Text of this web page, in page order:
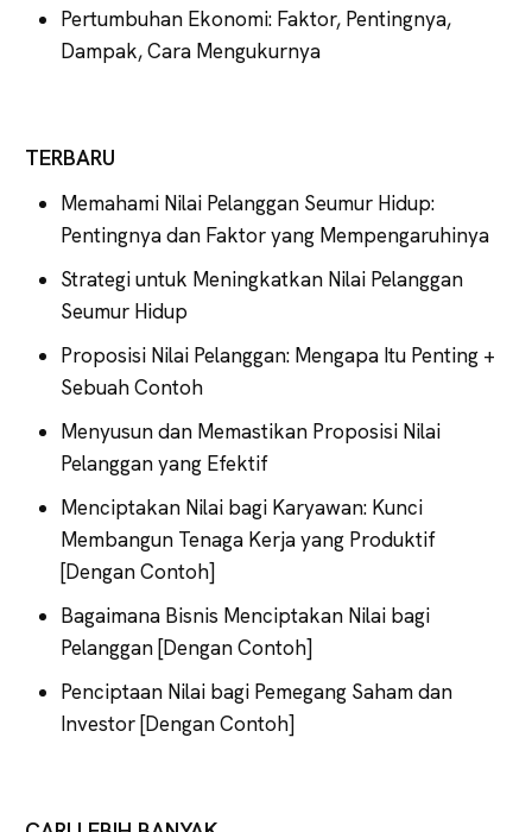
Pertumbuhan Ekonomi: Faktor, Pentingnya,
Dampak, Cara Mengukurnya
TERBARU
Memahami Nilai Pelanggan Seumur Hidup:
Pentingnya dan Faktor yang Mempengaruhinya
Strategi untuk Meningkatkan Nilai Pelanggan
Seumur Hidup
Proposisi Nilai Pelanggan: Mengapa Itu Penting +
Sebuah Contoh
Menyusun dan Memastikan Proposisi Nilai
Pelanggan yang Efektif
Menciptakan Nilai bagi Karyawan: Kunci
Membangun Tenaga Kerja yang Produktif
[Dengan Contoh]
Bagaimana Bisnis Menciptakan Nilai bagi
Pelanggan [Dengan Contoh]
Penciptaan Nilai bagi Pemegang Saham dan
Investor [Dengan Contoh]